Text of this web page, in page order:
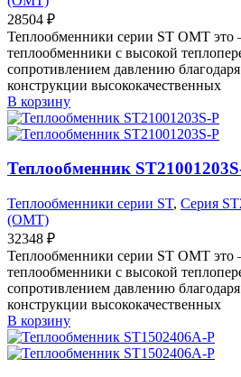
28504 ₽
Теплообменники серии ST OMT
теплообменники с высокой
сопротивлением давлению
конструкции высококачественных
В корзину
Теплообменник
Теплообменники серии ST, Серия
(OMT)
32348 ₽
Теплообменники серии ST OMT
теплообменники с высокой
сопротивлением давлению
конструкции высококачественных
В корзину